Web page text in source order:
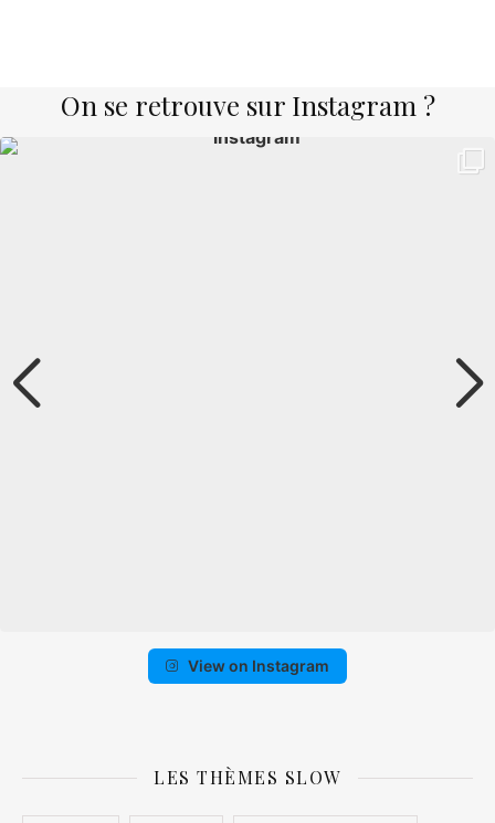
On se retrouve sur Instagram ?
View on Instagram
LES THÈMES SLOW